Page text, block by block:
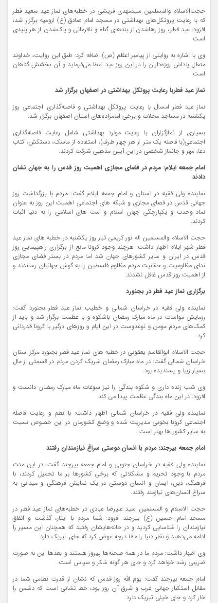
حجت‌الاسلام والمسلمین سیدمهدی قریشی در خطبه‌های نماز عید سعید فطر
که با رعایت پروتکل‌های بهداشتی در مسجد امام صادق (ع) ارومیه برگزار شد،
افزود: عید فطر، روز رهاشدن از بندهای گناه و نافرمانی و پاک‌شدن از هر پلیدی
است.
وی با اشاره به روایتی از پیامبر اعظم (ص) اضافه کرد: طبق این روایت، خداوند
متعال پاداش روزه‌داران را در این روز عید اعطا می‌فرماید و آن بخشش گناهان
است.
نماز عید فطربا رعایت پروتکل بهداشتی در اصفهان برگزار شد
نماز عید فطر امسال با رعایت پروتکل بهداشتی و فاصله‌گذاری اجتماعی روز
یکشنبه در مساجد محلات و برخی امامزاده‌های استان اصفهان برگزار شد.
بسیاری از نمازگزاران با رعایت موارد بهداشتی شامل رعایت فاصله‌گذاری
اجتماعی(با فاصله یک متر از هر چهار طرف)، استفاده از ماسک، دستکش، کتاب
دعا، مهر و جانماز شخصی در این آیین مذهبی شرکت کردند.
امام جمعه ایلام: مردم در فضای مجازی اهمیت روز قدس را به جهان نشان
دادند
نماینده ولی فقیه در استان و امام جمعه ایلام گفت: مردم با بزرگداشت روز
جهانی قدس در فصای مجازی و شبکه های اجتماعی اهمیت این روز به عنوان
نماد وحدت و یکپارچگی جهان اسلام و امت های اسلامی را به دنیا اثبات
کردند.
حجت الاسلام والمسلمین اله نور کریمی تبار روز یکشنبه در خطبه های نماز عید
فطر شهر ایلام اظهار داشت: هرچند وجود کرونا مانع از برگزاری راهپیمایی روز
قدس در ایران و سایر کشورهای جهان شد اما مردم در بستر فضای مجازی
ندای مظلومیت و حقانیت مردم مظلوم فلسطین را به گوش جهانیان رساندند و
از اهمیت روز قدس غافل نشدند.
برگزاری نماز عید فطر در بجنورد
نماینده ولی فقیه در خراسان شمالی و خطیب نماز عید فطر بجنورد گفت:
رزمایش مواسات در ماه مبارک رمضان باشکوه و با عظمت برگزار شد و باید از
کمک‌های مردم مومن و نوعدوست در این ایام و روزهای درگیر با کرونا قدردانی
کرد.
حجت الاسلام ابوالقاسم یعقوبی در خطبه های نماز عید فطر بجنورد مرکز استان
خراسان شمالی گفت: در ماه مبارک رمضان شریک کردن مردم در قسمتی از مال
بسیار زیبا و پسندیده بود.
وی شب زنده داری و شکوه بندگی را نیز سوغات ماه مبارک رمضان دانست و
افزود: در این ماه بندگی عظمت پیدا می کند.
نماینده ولی فقیه در خراسان شمالی اظهار داشت: با نظم و رعایت فاصله
اجتماعی کرونا بخوبی مدیریت شده و وضع کشورمان در این خصوص نسبت
به سایر کشور ها بهتر است .
امام جمعه بیرجند: مردم با انسان دوستی سراغ نیازمندان رفتند
نماینده ولی فقیه در خراسان جنوبی و امام جمعه بیرجند گفت: در این مدت
مردم با وجود تحریم و مشکلاتی که برخی کشورها بر ما تحمیل کردند، با
فرهنگ، دین، ایمان و انسان دوستی در یک نمایش فرهنگی و میدانی به
سراغ انسان‌های نیازمند رفتند.
حجت الاسلام و المسلمین سید علیرضا عبادی در خطبه‌های نماز عید فطر در
مسجد امام حسین (ع) بیرجند افزود: شما مردم با ایثار، گذشت و انفاق
نیازمندان را شناسایی کردید و در خانه‌هایشان رفتید که همچنان این مسیر را
ادامه می‌دهید و نظر دنیا را ۱۸۰ درجه عوض کرد که جای تبریک دارد.
وی اظهار داشت: مردم ما در همه صحنه‌ها پیروز هستند و بعدها این به صورت
ضریبی رشد خواهد کرد و جای هر گونه شکر و سپاس است.
امام جمعه بیرجند گفت: یوم الله روز قدس که نشان از قدرت نظامی شما در
مقابل استکبار جهانی غرب و شرق آن روز بود، خط نشانی است که دشمن را
خار کرد و جای خیلی تبریک دارد.